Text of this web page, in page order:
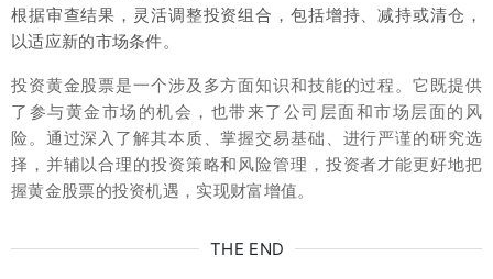
根据审查结果，灵活调整投资组合，包括增持、减持或清仓，
以适应新的市场条件。
投资黄金股票是一个涉及多方面知识和技能的过程。它既提供
了参与黄金市场的机会，也带来了公司层面和市场层面的风
险。通过深入了解其本质、掌握交易基础、进行严谨的研究选
择，并辅以合理的投资策略和风险管理，投资者才能更好地把
握黄金股票的投资机遇，实现财富增值。
THE END